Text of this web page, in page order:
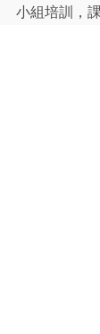
小組培訓，